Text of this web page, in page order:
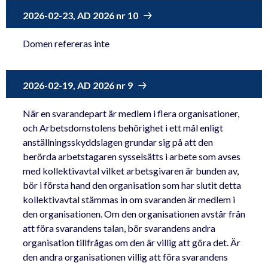
2026-02-23, AD 2026 nr 10
Domen refereras inte
2026-02-19, AD 2026 nr 9
När en svarandepart är medlem i flera organisationer,
och Arbetsdomstolens behörighet i ett mål enligt
anställningsskyddslagen grundar sig på att den
berörda arbetstagaren sysselsätts i arbete som avses
med kollektivavtal vilket arbetsgivaren är bunden av,
bör i första hand den organisation som har slutit detta
kollektivavtal stämmas in om svaranden är medlem i
den organisationen. Om den organisationen avstår från
att föra svarandens talan, bör svarandens andra
organisation tillfrågas om den är villig att göra det. Är
den andra organisationen villig att föra svarandens